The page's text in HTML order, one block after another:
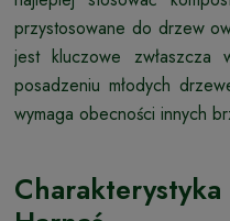
przystosowane do drzew
jest kluczowe
posadzeniu młodych
wymaga obecności innych